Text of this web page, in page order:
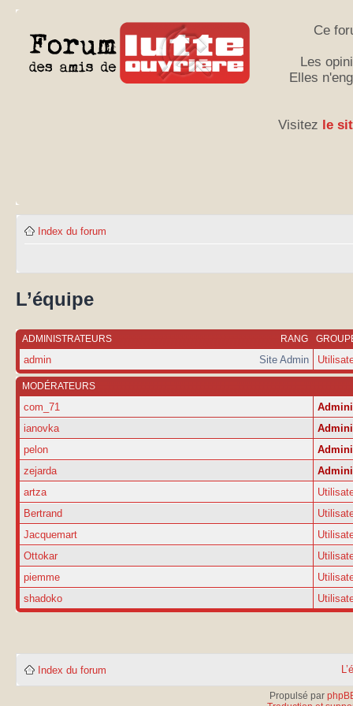
Ce
Les
Elles
Visitez le
Index du forum
L’équipe
RANG
ADMINISTRATEURS
Site Admin
admin
MODÉRATEURS
com_71
ianovka
pelon
zejarda
artza
Bertrand
Jacquemart
Ottokar
piemme
shadoko
Index du forum
Propulsé par